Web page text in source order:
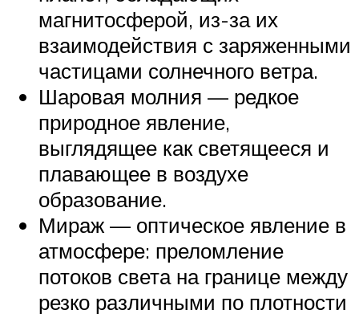
магнитосферой, из-за их
взаимодействия с заряженными
частицами солнечного ветра.
Шаровая молния — редкое
природное явление,
выглядящее как светящееся и
плавающее в воздухе
образование.
Мираж — оптическое явление в
атмосфере: преломление
потоков света на границе между
резко различными по плотности